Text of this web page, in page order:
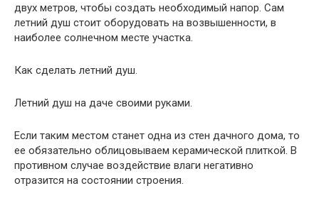
двух метров, чтобы создать необходимый напор. Сам
летний душ стоит оборудовать на возвышенности, в
наиболее солнечном месте участка.
Как сделать летний душ.
Летний душ на даче своими руками.
Если таким местом станет одна из стен дачного дома, то
ее обязательно облицовываем керамической плиткой. В
противном случае воздействие влаги негативно
отразится на состоянии строения.